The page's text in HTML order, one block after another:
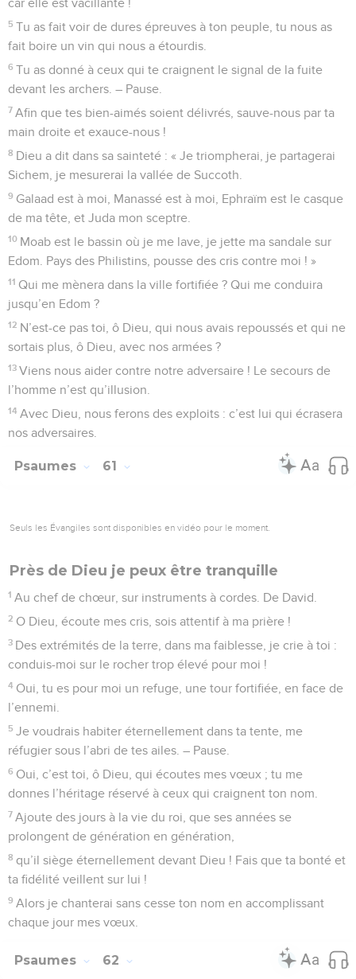
car elle est vacillante !
5 Tu as fait voir de dures épreuves à ton peuple, tu nous as
fait boire un vin qui nous a étourdis.
6 Tu as donné à ceux qui te craignent le signal de la fuite
devant les archers. – Pause.
7 Afin que tes bien-aimés soient délivrés, sauve-nous par ta
main droite et exauce-nous !
8 Dieu a dit dans sa sainteté : « Je triompherai, je partagerai
Sichem, je mesurerai la vallée de Succoth.
9 Galaad est à moi, Manassé est à moi, Ephraïm est le casque
de ma tête, et Juda mon sceptre.
10 Moab est le bassin où je me lave, je jette ma sandale sur
Edom. Pays des Philistins, pousse des cris contre moi ! »
11 Qui me mènera dans la ville fortifiée ? Qui me conduira
jusqu’en Edom ?
12 N’est-ce pas toi, ô Dieu, qui nous avais repoussés et qui ne
sortais plus, ô Dieu, avec nos armées ?
13 Viens nous aider contre notre adversaire ! Le secours de
l’homme n’est qu’illusion.
14 Avec Dieu, nous ferons des exploits : c’est lui qui écrasera
nos adversaires.
Psaumes 61
Seuls les Évangiles sont disponibles en vidéo pour le moment.
Près de Dieu je peux être tranquille
1 Au chef de chœur, sur instruments à cordes. De David.
2 O Dieu, écoute mes cris, sois attentif à ma prière !
3 Des extrémités de la terre, dans ma faiblesse, je crie à toi :
conduis-moi sur le rocher trop élevé pour moi !
4 Oui, tu es pour moi un refuge, une tour fortifiée, en face de
l’ennemi.
5 Je voudrais habiter éternellement dans ta tente, me
réfugier sous l’abri de tes ailes. – Pause.
6 Oui, c’est toi, ô Dieu, qui écoutes mes vœux ; tu me
donnes l’héritage réservé à ceux qui craignent ton nom.
7 Ajoute des jours à la vie du roi, que ses années se
prolongent de génération en génération,
8 qu’il siège éternellement devant Dieu ! Fais que ta bonté et
ta fidélité veillent sur lui !
9 Alors je chanterai sans cesse ton nom en accomplissant
chaque jour mes vœux.
Psaumes 62